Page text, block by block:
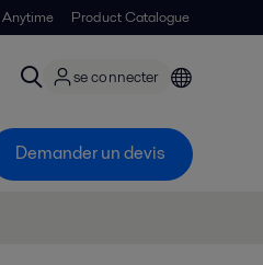
Anytime Product Catalogue
se connecter
Demander un devis